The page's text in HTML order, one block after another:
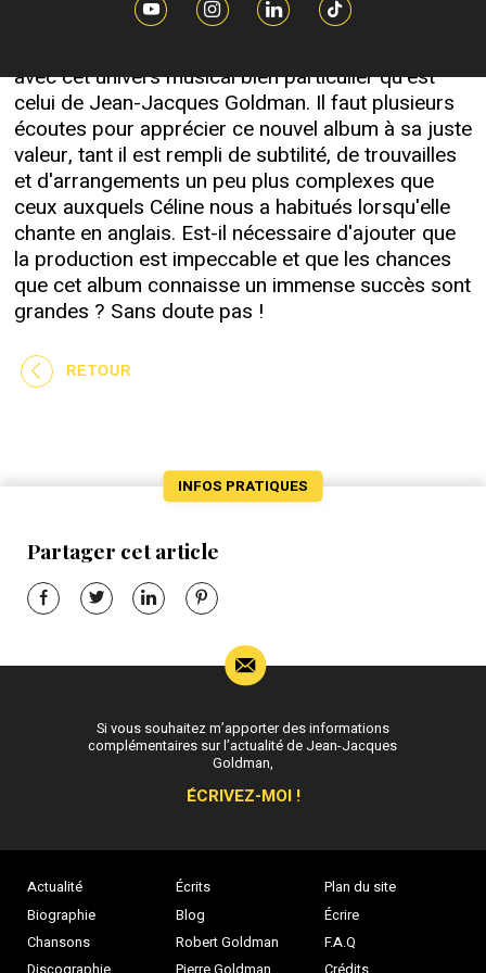
belles atmosphères. Les mots collent à la musique
avec cet univers musical bien particulier qu'est
celui de Jean-Jacques Goldman. Il faut plusieurs
écoutes pour apprécier ce nouvel album à sa juste
valeur, tant il est rempli de subtilité, de trouvailles
et d'arrangements un peu plus complexes que
ceux auxquels Céline nous a habitués lorsqu'elle
chante en anglais. Est-il nécessaire d'ajouter que
la production est impeccable et que les chances
que cet album connaisse un immense succès sont
grandes ? Sans doute pas !
RETOUR
INFOS PRATIQUES
Partager cet article
Actualité
Biographie
Chansons
Écrits
Blog
Robert Goldman
Plan du site
Écrire
F.A.Q
Si vous souhaitez m’apporter des informations
complémentaires sur l’actualité de Jean-Jacques
Goldman,
ÉCRIVEZ-MOI !